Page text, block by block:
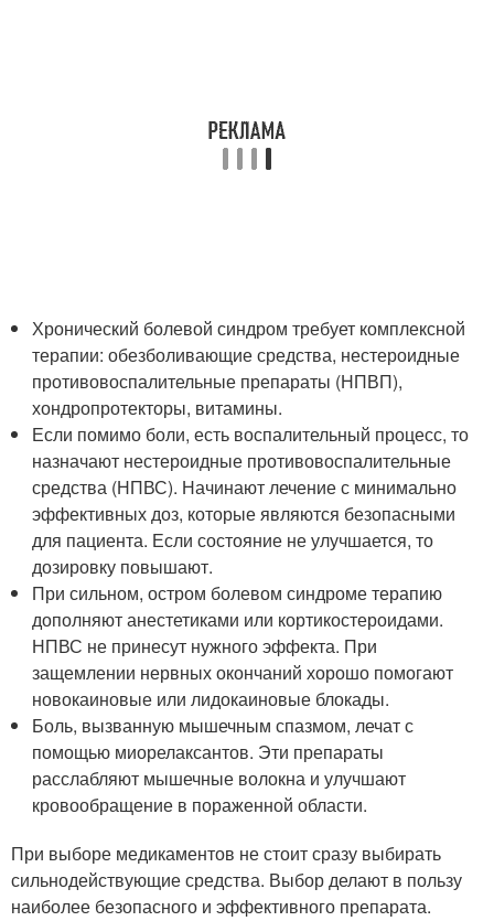
Хронический болевой синдром требует комплексной
терапии: обезболивающие средства, нестероидные
противовоспалительные препараты (НПВП),
хондропротекторы, витамины.
Если помимо боли, есть воспалительный процесс, то
назначают нестероидные противовоспалительные
средства (НПВС). Начинают лечение с минимально
эффективных доз, которые являются безопасными
для пациента. Если состояние не улучшается, то
дозировку повышают.
При сильном, остром болевом синдроме терапию
дополняют анестетиками или кортикостероидами.
НПВС не принесут нужного эффекта. При
защемлении нервных окончаний хорошо помогают
новокаиновые или лидокаиновые блокады.
Боль, вызванную мышечным спазмом, лечат с
помощью миорелаксантов. Эти препараты
расслабляют мышечные волокна и улучшают
кровообращение в пораженной области.
При выборе медикаментов не стоит сразу выбирать
сильнодействующие средства. Выбор делают в пользу
наиболее безопасного и эффективного препарата.